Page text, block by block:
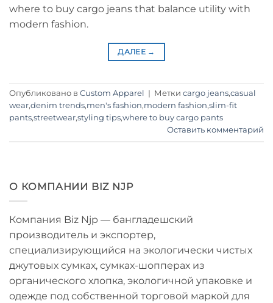
where to buy cargo jeans that balance utility with
modern fashion.
ДАЛЕЕ →
Опубликовано в Custom Apparel | Метки cargo jeans,casual
wear,denim trends,men's fashion,modern fashion,slim-fit
pants,streetwear,styling tips,where to buy cargo pants
Оставить комментарий
О КОМПАНИИ BIZ NJP
Компания Biz Njp — бангладешский
производитель и экспортер,
специализирующийся на экологически чистых
джутовых сумках, сумках-шопперах из
органического хлопка, экологичной упаковке и
одежде под собственной торговой маркой для